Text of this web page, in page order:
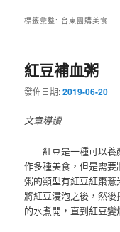
標籤彙整: 台東團購美食
紅豆補血粥
發佈日期:2019-06-20
文章導讀
紅豆是一種可以
作多種美食，但是需
粥的類型有紅豆紅棗
將紅豆浸泡之後，然
的水煮開，直到紅豆變